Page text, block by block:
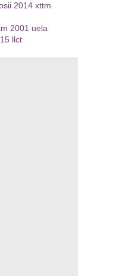
2014 xttm
2001 uela
llct